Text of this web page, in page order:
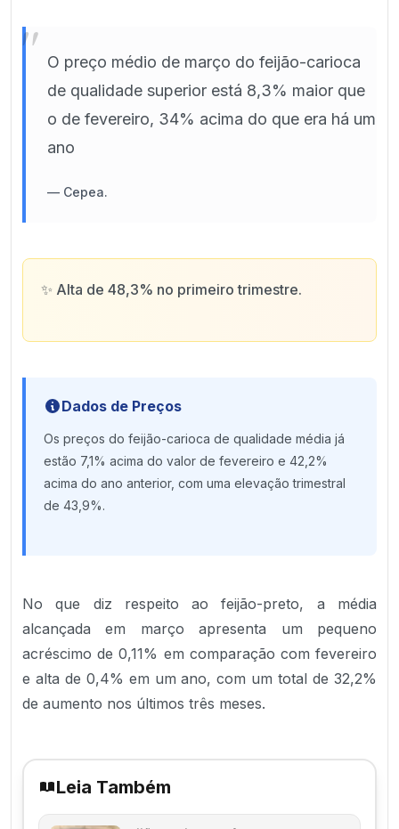
" O preço médio de março do feijão-carioca
de qualidade superior está 8,3% maior que
o de fevereiro, 34% acima do que era há um
ano
— Cepea.
✨ Alta de 48,3% no primeiro trimestre.
Dados de Preços
Os preços do feijão-carioca de qualidade média já
estão 7,1% acima do valor de fevereiro e 42,2%
acima do ano anterior, com uma elevação trimestral
de 43,9%.
No que diz respeito ao feijão-preto, a média
alcançada em março apresenta um pequeno
acréscimo de 0,11% em comparação com fevereiro
e alta de 0,4% em um ano, com um total de 32,2%
de aumento nos últimos três meses.
Leia Também